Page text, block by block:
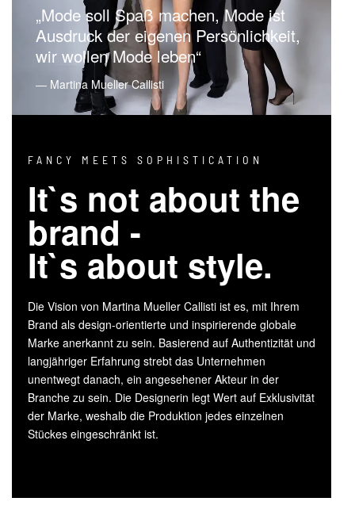
„Mode soll Spaß machen, Mode ist
Ausdruck der eigenen Persönlichkeit,
wir wollen Mode leben“
― Martina Mueller Callisti
FANCY MEETS SOPHISTICATION
It`s not about the
brand -
It`s about style.
Die Vision von Martina Mueller Callisti ist es, mit Ihrem
Brand als design-orientierte und inspirierende globale
Marke anerkannt zu sein. Basierend auf Authentizität und
langjähriger Erfahrung strebt das Unternehmen
unentwegt danach, ein angesehener Akteur in der
Branche zu sein. Die Designerin legt Wert auf Exklusivität
der Marke, weshalb die Produktion jedes einzelnen
Stückes eingeschränkt ist.